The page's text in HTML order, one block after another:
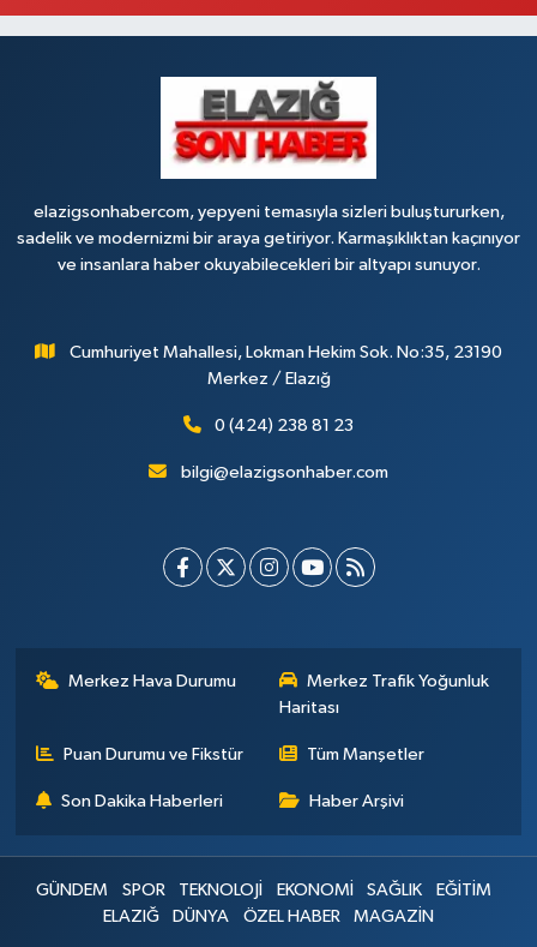
FIRAT ÜNÜVERSİTESİ HASTANESİNİN KARŞISI TRAFİK IŞIKLARININ YANI
Üniversite Mah.Yunus Emre Bulvarı No:2 A
Yol Tarifi Al
elazigsonhabercom, yepyeni temasıyla sizleri buluştururken,
sadelik ve modernizmi bir araya getiriyor. Karmaşıklıktan kaçınıyor
ve insanlara haber okuyabilecekleri bir altyapı sunuyor.
Cumhuriyet Mahallesi, Lokman Hekim Sok. No:35, 23190
Merkez / Elazığ
0 (424) 238 81 23
bilgi@elazigsonhaber.com
Merkez Hava Durumu
Merkez Trafik Yoğunluk
Haritası
Puan Durumu ve Fikstür Tüm Manşetler
Son Dakika Haberleri Haber Arşivi
GÜNDEM SPOR TEKNOLOJİ EKONOMİ SAĞLIK
EĞİTİM
ELAZIĞ
DÜNYA ÖZEL HABER MAGAZİN